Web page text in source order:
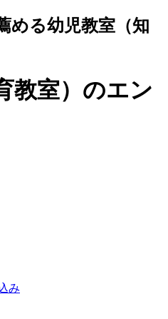
める幼児教室（知
教室）のエン
み